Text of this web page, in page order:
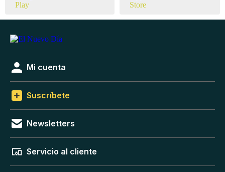
Mi cuenta
Suscríbete
Newsletters
Servicio al cliente